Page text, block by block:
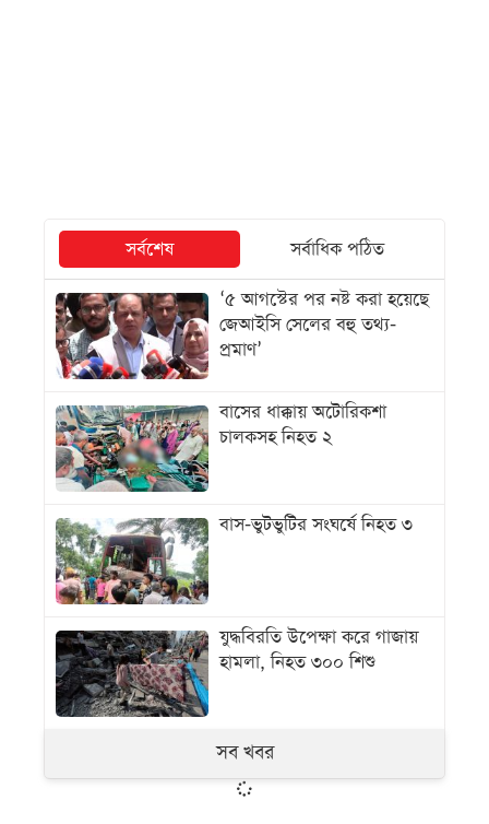
সর্বশেষ
সর্বাধিক পঠিত
‘৫ আগস্টের পর নষ্ট করা হয়েছে
জেআইসি সেলের বহু তথ্য-
প্রমাণ’
বাসের ধাক্কায় অটোরিকশা
চালকসহ নিহত ২
বাস-ভুটভুটির সংঘর্ষে নিহত ৩
যুদ্ধবিরতি উপেক্ষা করে গাজায়
হামলা, নিহত ৩০০ শিশু
সব খবর